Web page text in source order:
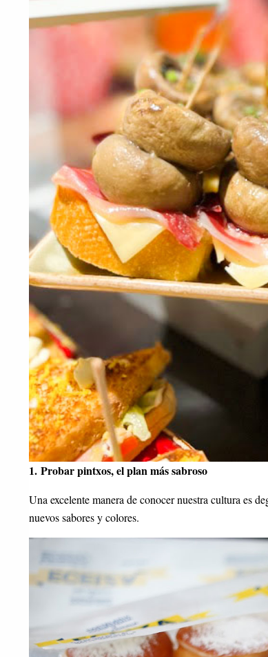
1. Probar pintxos, el plan más sabroso
Una excelente manera de conocer nuestra cultura es
nuevos sabores y colores.